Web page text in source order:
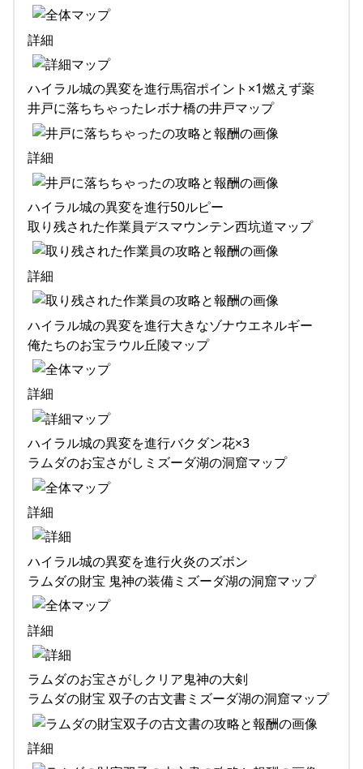
詳細
ハイラル城の異変を進行馬宿ポイント×1燃えず薬
井戸に落ちちゃったレボナ橋の井戸マップ
詳細
ハイラル城の異変を進行50ルピー
取り残された作業員デスマウンテン西坑道マップ
詳細
ハイラル城の異変を進行大きなゾナウエネルギー
俺たちのお宝ラウル丘陵マップ
詳細
ハイラル城の異変を進行バクダン花×3
ラムダのお宝さがしミズーダ湖の洞窟マップ
詳細
ハイラル城の異変を進行火炎のズボン
ラムダの財宝 鬼神の装備ミズーダ湖の洞窟マップ
詳細
ラムダのお宝さがしクリア鬼神の大剣
ラムダの財宝 双子の古文書ミズーダ湖の洞窟マップ
詳細